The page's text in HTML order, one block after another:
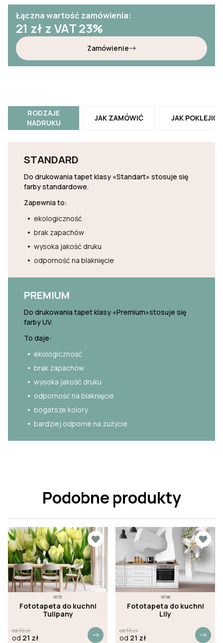
Łączna wartość zamówienia:
21 zł z VAT 23%
Zamówienie
RODZAJE
NADRUKU
JAK ZAMÓWIĆ JAK POKLEJIĆ
STANDARD
Do drukowania tapet klasy «Standart» stosuje się
farby standardowe.
Zapewnia to:
ekologiczność
brak zapachów
wysoka jakość druku
odporność na blaknięcie
PREMIUM
Do drukowania tapet klasy «Premium»stosuje się
farby UV.
To daje:
ekologiczność
brak zapachów
wysoka jakość druku
odporność na blaknięcie
bogatsze kolory
bardziej odporne na zużycie
Podobne produkty
18731
Fototapeta do kuchni
Tulipany
od35zł
od 21 zł
18796
Fototapeta do kuchni
Lily
od35zł
od 21 zł